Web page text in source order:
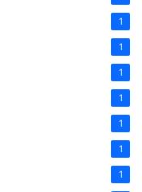
1
1
1
1
1
1
1